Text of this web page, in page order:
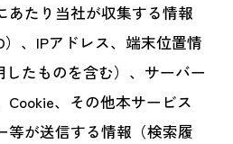
あたり当社が収集する情報
）、IPアドレス、端末位置情
したものを含む）、サーバー
Cookie、その他本サービス
等が送信する情報（検索履